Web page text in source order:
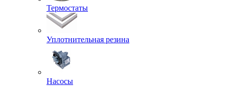
Термостаты
Уплотнительная резина
Насосы